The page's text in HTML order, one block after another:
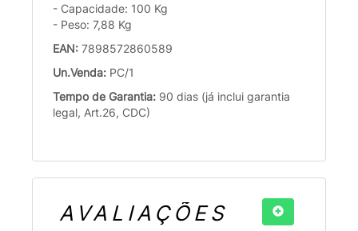
- Capacidade: 100 Kg
- Peso: 7,88 Kg
EAN: 7898572860589
Un.Venda: PC/1
Tempo de Garantia: 90 dias (já inclui garantia
legal, Art.26, CDC)
AVALIAÇÕES